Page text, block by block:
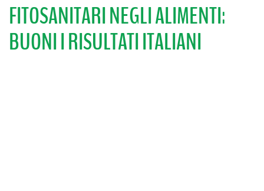
FITOSANITARI NEGLI ALIMENTI:
BUONI I RISULTATI ITALIANI